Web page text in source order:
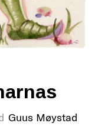
Guus Møystad